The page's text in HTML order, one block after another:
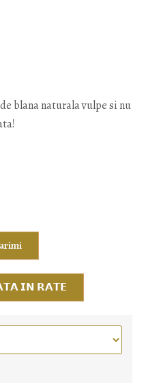
blana naturala vulpe si nu
𝗜𝗡 𝗥𝗔𝗧𝗘